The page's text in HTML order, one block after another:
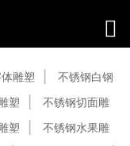
雕塑
不锈钢白钢
塑
不锈钢切面雕
塑
不锈钢水果雕